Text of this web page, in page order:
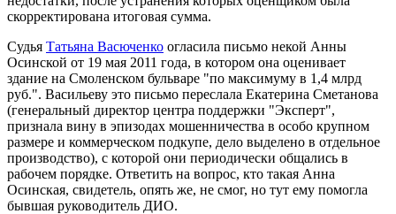
скорректирована итоговая сумма.
Судья Татьяна Васюченко огласила письмо некой Анны
Осинской от 19 мая 2011 года, в котором она оценивает
здание на Смоленском бульваре "по максимуму в 1,4 млрд
руб.". Васильеву это письмо переслала Екатерина Сметанова
(генеральный директор центра поддержки "Эксперт",
признала вину в эпизодах мошенничества в особо крупном
размере и коммерческом подкупе, дело выделено в отдельное
производство), с которой они периодически общались в
рабочем порядке. Ответить на вопрос, кто такая Анна
Осинская, свидетель, опять же, не смог, но тут ему помогла
бывшая руководитель ДИО.